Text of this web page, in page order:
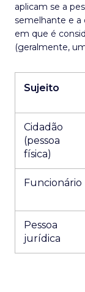
aplicam se a
semelhante e
em que é
(geralmente,
Sujeito
Cidadão
(pessoa
física)
Funcionário
Pessoa
jurídica